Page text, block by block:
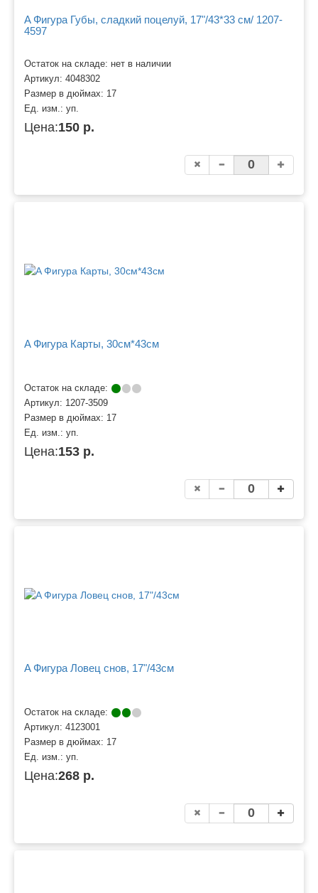
A Фигура Губы, сладкий поцелуй, 17"/43*33 см/ 1207-
4597
Остаток на складе: нет в наличии
Артикул: 4048302
Размер в дюймах: 17
Ед. изм.: уп.
Цена:150 р.
A Фигура Карты, 30см*43см
Остаток на складе:
Артикул: 1207-3509
Размер в дюймах: 17
Ед. изм.: уп.
Цена:153 р.
A Фигура Ловец снов, 17"/43см
Остаток на складе:
Артикул: 4123001
Размер в дюймах: 17
Ед. изм.: уп.
Цена:268 р.